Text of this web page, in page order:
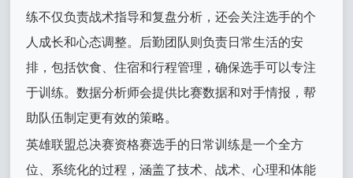
练不仅负责战术指导和复盘分析，还会关注选手的个
人成长和心态调整。后勤团队则负责日常生活的安
排，包括饮食、住宿和行程管理，确保选手可以专注
于训练。数据分析师会提供比赛数据和对手情报，帮
助队伍制定更有效的策略。
英雄联盟总决赛资格赛选手的日常训练是一个全方
位、系统化的过程，涵盖了技术、战术、心理和体能